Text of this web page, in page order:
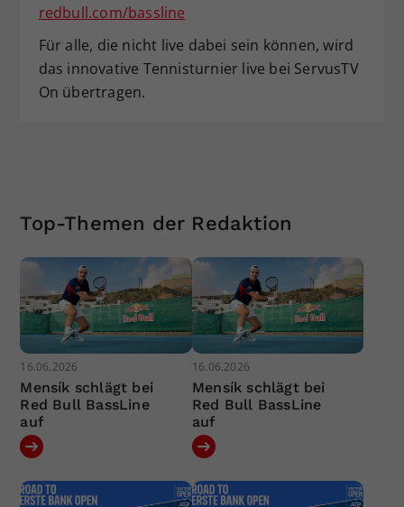
redbull.com/bassline
Für alle, die nicht live dabei sein können, wird
das innovative Tennisturnier live bei ServusTV
On übertragen.
Top-Themen der Redaktion
16.06.2026
Mensík schlägt bei
Red Bull BassLine
auf
16.06.2026
Mensík schlägt bei
Red Bull BassLine
auf